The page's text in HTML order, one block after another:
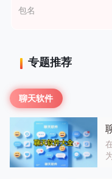
包名
专题推荐
聊天软件